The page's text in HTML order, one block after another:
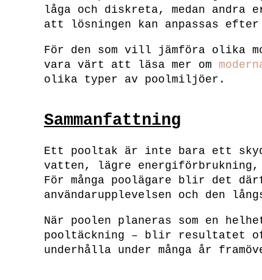
låga och diskreta, medan
att lösningen kan anpassas
För den som vill jämföra olika
vara värt att läsa mer om
olika typer av poolmiljöer.
Sammanfattning
Ett pooltak är inte bara ett
vatten, lägre energiförbrukning,
För många poolägare blir det
användarupplevelsen och den
När poolen planeras som en
pooltäckning – blir resultatet
underhålla under många år